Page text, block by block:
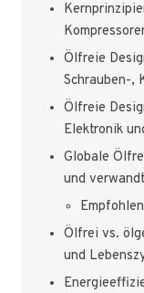
Ölfreie
Schrauben-,
Ölfreie
Elektronik
Globale
und
Ölfrei vs.
und